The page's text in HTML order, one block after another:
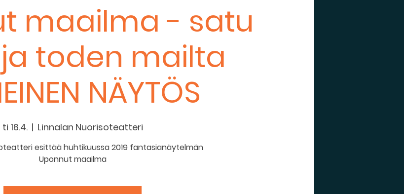
maailma - satu
toden mailta
NÄYTÖS
ti 16.4.
  |
Linnalan Nuorisoteatteri
esittää huhtikuussa 2019 fantasianäytelmän
Uponnut maailma